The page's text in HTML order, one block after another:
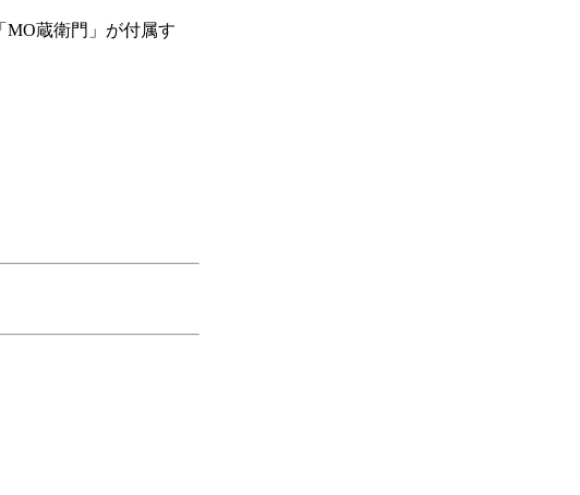
MO蔵衛門」が付属す